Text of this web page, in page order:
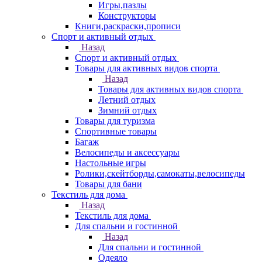
Игры,пазлы
Конструкторы
Книги,раскраски,прописи
Спорт и активный отдых
Назад
Спорт и активный отдых
Товары для активных видов спорта
Назад
Товары для активных видов спорта
Летний отдых
Зимний отдых
Товары для туризма
Спортивные товары
Багаж
Велосипеды и аксессуары
Настольные игры
Ролики,скейтборды,самокаты,велосипеды
Товары для бани
Текстиль для дома
Назад
Текстиль для дома
Для спальни и гостинной
Назад
Для спальни и гостинной
Одеяло